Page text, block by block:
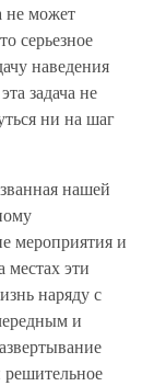
не может
серьезное
наведения
задача не
ни на шаг
нашей
мероприятия и
местах эти
наряду с
и